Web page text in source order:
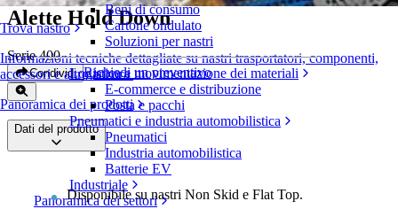
Trova nastro
Informazioni tecniche dettagliate su nastri trasportatori, componenti,
accessori e altro ancora
Panoramica dei prodotti
Beni di consumo
Cartone ondulato
Soluzioni per nastri
Logistica e movimentazione dei materiali
E-commerce e distribuzione
Posta e pacchi
Pneumatici e industria automobilistica
Pneumatici
Industria automobilistica
Batterie EV
Industriale
Panoramica dei settori
Alette Hold Down
Serie 400
Condividi Richiedi un preventivo
Dati del prodotto
Disponibile su nastri Non Skid e Flat Top.